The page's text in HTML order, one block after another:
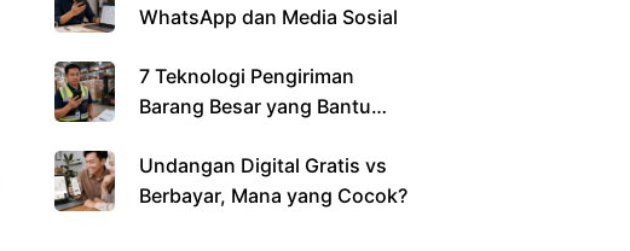
WhatsApp dan Media Sosial
7 Teknologi Pengiriman
Barang Besar yang Bantu
Undangan Digital Gratis vs
Berbayar, Mana yang Cocok?